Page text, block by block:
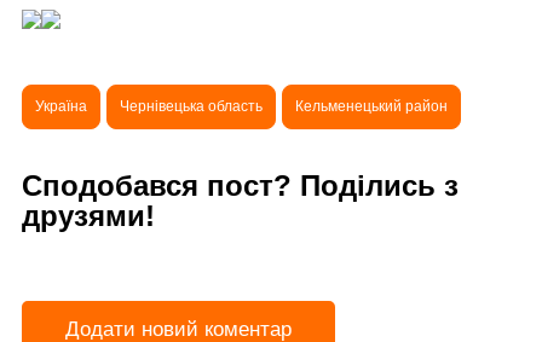
Україна Чернівецька область Кельменецький район
Сподобався пост? Поділись з
друзями!
Додати новий коментар